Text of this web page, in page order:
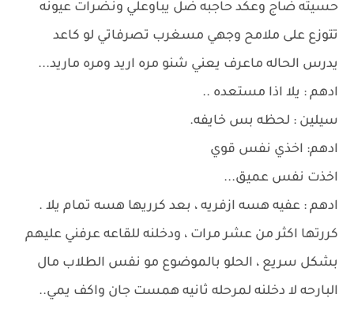
حسيته ضاج وعكد حاجبه ضل يباوعلي ونضرات عيونه
تتوزع على ملامح وجهي مسغرب تصرفاتي لو كاعد
يدرس الحاله ماعرف يعني شنو مره اريد ومره ماريد...
ادهم : يلا اذا مستعده ..
سيلين : لحظه بس خايفه.
ادهم: اخذي نفس قوي
اخذت نفس عميق...
ادهم : عفيه هسه ازفريه ، بعد كرريها هسه تمام يلا .
كررتها اكثر من عشر مرات ، ودخلنه للقاعه عرفني عليهم
بشكل سريع ، الحلو بالموضوع مو نفس الطلاب مال
البارحه لا دخلنه لمرحله ثانيه همست جان واكف يمي..